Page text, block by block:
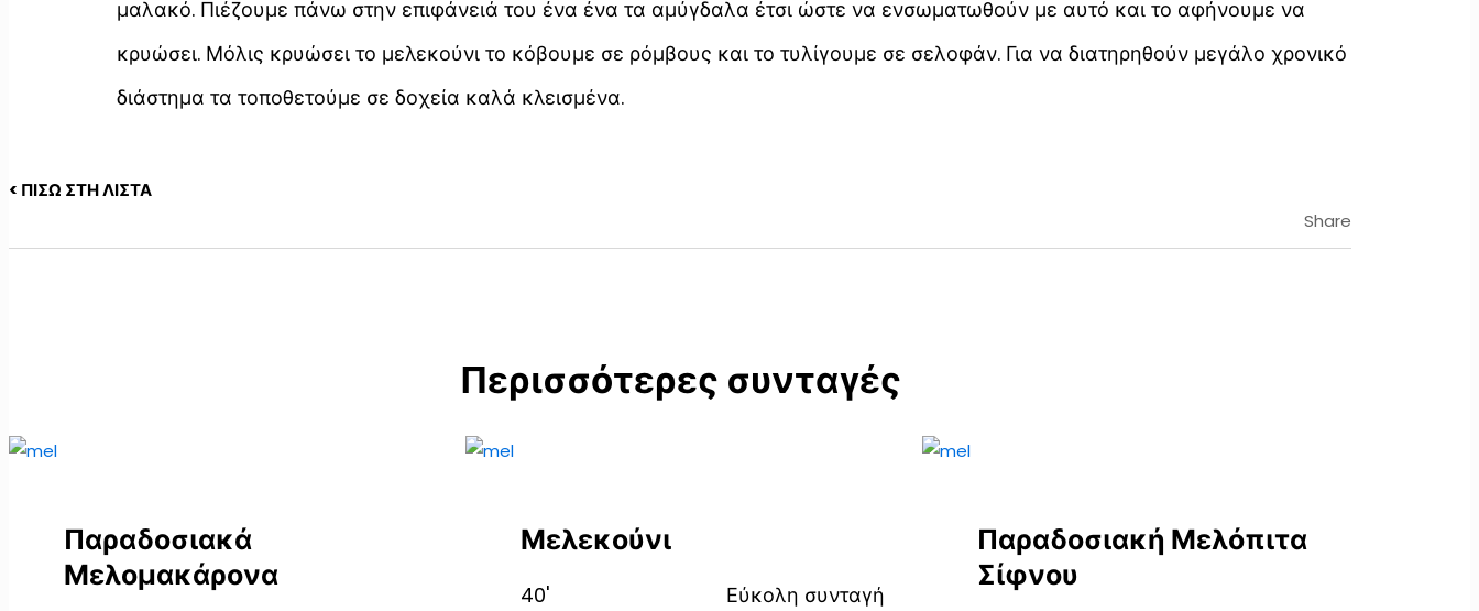
μαλακό. Πιέζουμε πάνω στην επιφάνειά του ένα ένα τα αμύγδαλα έτσι ώστε να ενσωματωθούν με αυτό και το αφήνουμε να
κρυώσει. Μόλις κρυώσει το μελεκούνι το κόβουμε σε ρόμβους και το τυλίγουμε σε σελοφάν. Για να διατηρηθούν μεγάλο χρονικό
διάστημα τα τοποθετούμε σε δοχεία καλά κλεισμένα.
< ΠΙΣΩ ΣΤΗ ΛΙΣΤΑ
Share
Περισσότερες συνταγές
Παραδοσιακά
Μελομακάρονα
Μελεκούνι
40' Εύκολη συνταγή
Παραδοσιακή Μελόπιτα
Σίφνου